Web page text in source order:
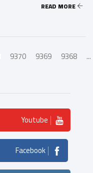
READ MORE
...
9368
9369
9370
Youtube
Facebook